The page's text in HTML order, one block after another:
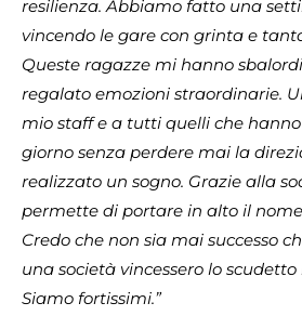
resilienza. Abbiamo fatto una
vincendo le gare con grinta e
Queste ragazze mi hanno
regalato emozioni straordinarie.
mio staff e a tutti quelli che
giorno senza perdere mai la
realizzato un sogno. Grazie alla
permette di portare in alto il nome
Credo che non sia mai successo
una società vincessero lo
Siamo fortissimi.”